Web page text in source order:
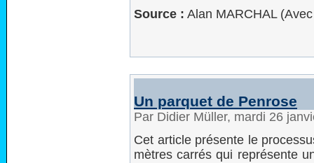
Source : Alan MARCHAL
Un parquet de Penrose
Par Didier Müller, mardi 26
Cet article présente le
mètres carrés qui représente